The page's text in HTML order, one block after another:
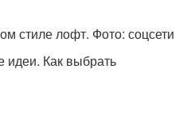
стиле лофт. Фото: соцсети